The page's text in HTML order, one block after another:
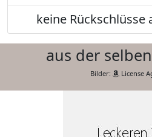
keine Rückschlüsse
aus der
Bilder: License